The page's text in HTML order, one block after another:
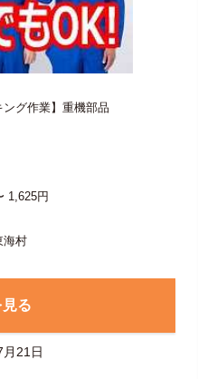
ング作業】重機部品
1,625円
海村
る
21日